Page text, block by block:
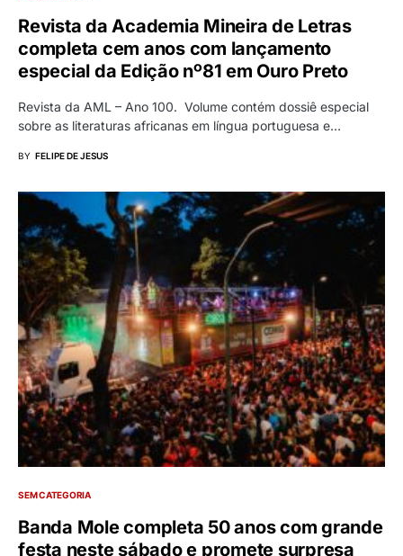
Revista da Academia Mineira de Letras
completa cem anos com lançamento
especial da Edição nº81 em Ouro Preto
Revista da AML – Ano 100. Volume contém dossiê especial
sobre as literaturas africanas em língua portuguesa e…
BY FELIPE DE JESUS
SEM CATEGORIA
Banda Mole completa 50 anos com grande
festa neste sábado e promete surpresa